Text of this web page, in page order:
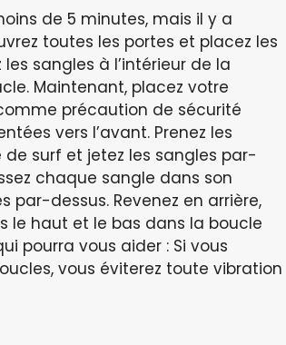
de 5 minutes, mais il y a
toutes les portes et placez les
sangles à l’intérieur de la
Maintenant, placez votre
précaution de sécurité
vers l’avant. Prenez les
surf et jetez les sangles par-
chaque sangle dans son
par-dessus. Revenez en arrière,
le haut et le bas dans la boucle
pourra vous aider : Si vous
vous éviterez toute vibration